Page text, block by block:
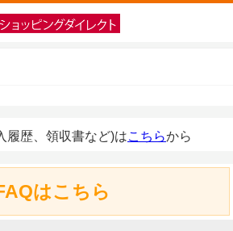
履歴、領収書など)はこちらから
はこちら